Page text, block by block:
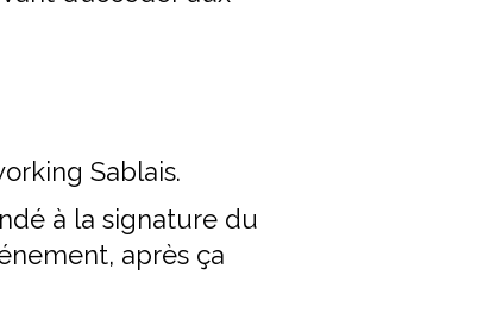
Sablais.
à la signature du
après ça